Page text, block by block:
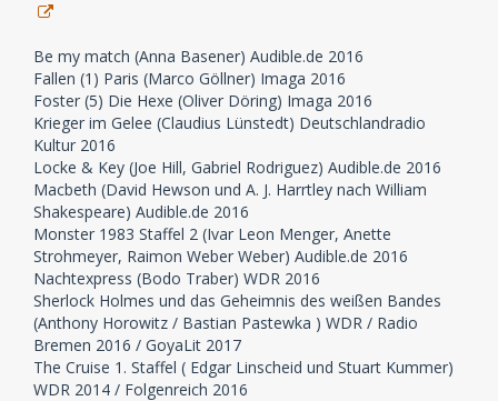
Be my match (Anna Basener) Audible.de 2016
Fallen (1) Paris (Marco Göllner) Imaga 2016
Foster (5) Die Hexe (Oliver Döring) Imaga 2016
Krieger im Gelee (Claudius Lünstedt) Deutschlandradio
Kultur 2016
Locke & Key (Joe Hill, Gabriel Rodriguez) Audible.de 2016
Macbeth (David Hewson und A. J. Harrtley nach William
Shakespeare) Audible.de 2016
Monster 1983 Staffel 2 (Ivar Leon Menger, Anette
Strohmeyer, Raimon Weber Weber) Audible.de 2016
Nachtexpress (Bodo Traber) WDR 2016
Sherlock Holmes und das Geheimnis des weißen Bandes
(Anthony Horowitz / Bastian Pastewka ) WDR / Radio
Bremen 2016 / GoyaLit 2017
The Cruise 1. Staffel ( Edgar Linscheid und Stuart Kummer)
WDR 2014 / Folgenreich 2016